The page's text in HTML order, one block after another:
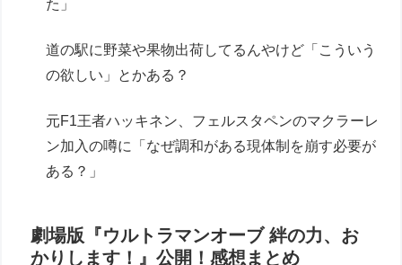
た」
道の駅に野菜や果物出荷してるんやけど「こういう
の欲しい」とかある？
元F1王者ハッキネン、フェルスタペンのマクラーレ
ン加入の噂に「なぜ調和がある現体制を崩す必要が
ある？」
劇場版『ウルトラマンオーブ 絆の力、お
かりします！』公開！感想まとめ